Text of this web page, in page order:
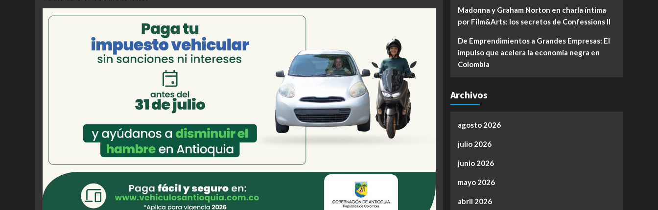
Madonna y Graham Norton en charla íntima
por Film&Arts: los secretos de Confessions II
De Emprendimientos a Grandes Empresas: El
impulso que acelera la economía negra en
Colombia
Archivos
agosto 2026
julio 2026
junio 2026
mayo 2026
abril 2026